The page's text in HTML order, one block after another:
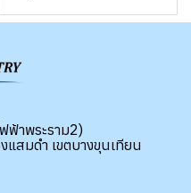
ฟ้าพระราม2)
สมดำ เขตบางขุนเทียน